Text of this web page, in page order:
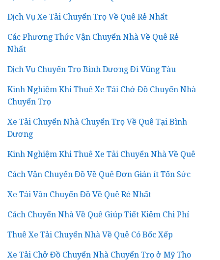
Dịch Vụ Xe Tải Chuyển Trọ Về Quê Rẻ Nhất
Các Phương Thức Vận Chuyển Nhà Về Quê Rẻ
Nhất
Dịch Vụ Chuyển Trọ Bình Dương Đi Vũng Tàu
Kinh Nghiệm Khi Thuê Xe Tải Chở Đồ Chuyển Nhà
Chuyển Trọ
Xe Tải Chuyển Nhà Chuyển Trọ Về Quê Tại Bình
Dương
Kinh Nghiệm Khi Thuê Xe Tải Chuyển Nhà Về Quê
Cách Vận Chuyển Đồ Về Quê Đơn Giản ít Tốn Sức
Xe Tải Vận Chuyển Đồ Về Quê Rẻ Nhất
Cách Chuyển Nhà Về Quê Giúp Tiết Kiệm Chi Phí
Thuê Xe Tải Chuyển Nhà Về Quê Có Bốc Xếp
Xe Tải Chở Đồ Chuyển Nhà Chuyển Trọ ở Mỹ Tho